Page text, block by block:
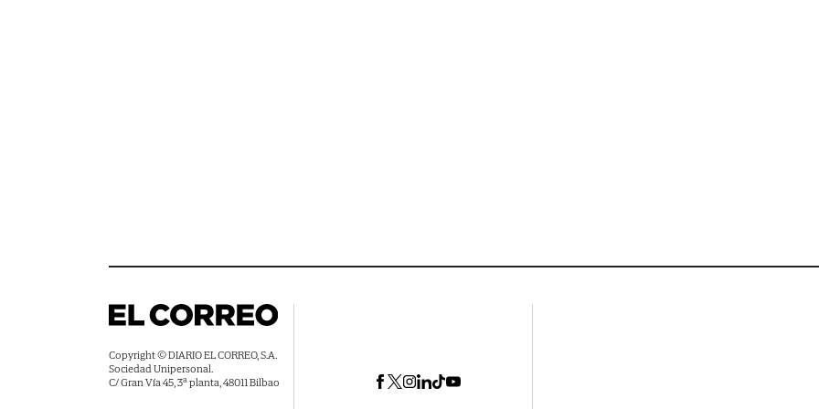
Copyright © DIARIO EL CORREO, S.A.
Sociedad Unipersonal.
C/ Gran Vía 45, 3ª planta, 48011 Bilbao